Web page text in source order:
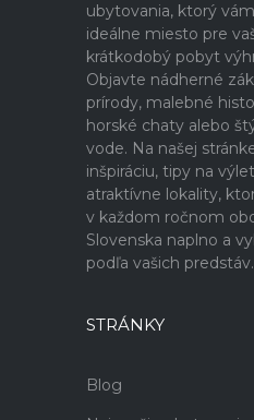
ubytovania, ktorý
ideálne miesto pre
krátkodobý pobyt
Objavte nádherné
prírody, malebné
horské chaty alebo
vode. Na našej
inšpiráciu, tipy na
atraktívne lokality,
v každom ročnom
Slovenska naplno a
podľa vašich predstáv.
STRÁNKY
Blog